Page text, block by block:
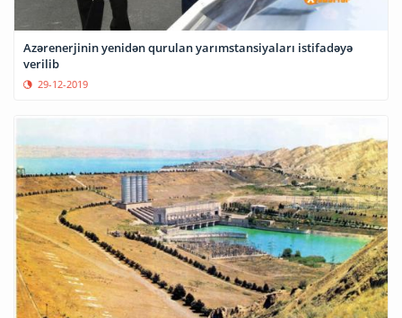
Azərenerjinin yenidən qurulan yarımstansiyaları istifadəyə
verilib
29-12-2019